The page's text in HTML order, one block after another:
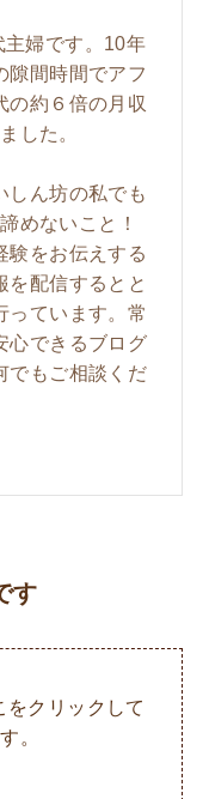
婦です。10年
隙間時間でアフ
の約６倍の月収
した。
しん坊の私でも
めないこと！
験をお伝えする
を配信するとと
っています。常
心できるブログ
でもご相談くだ
す
クリックして
。